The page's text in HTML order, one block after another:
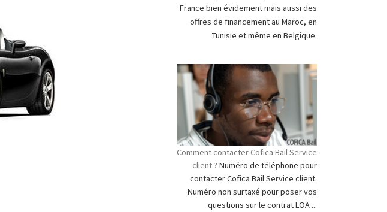
France bien évidement mais aussi des
offres de financement au Maroc, en
Tunisie et même en Belgique.
Comment contacter Cofica Bail Service
client ? Numéro de téléphone pour
contacter Cofica Bail Service client.
Numéro non surtaxé pour poser vos
questions sur le contrat LOA ...